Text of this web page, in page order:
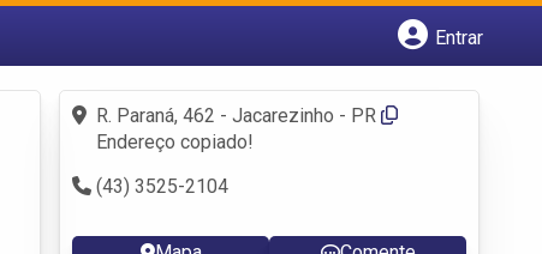
Entrar
Fazer login
Criar conta
R. Paraná, 462 - Jacarezinho - PR
Endereço copiado!
(43) 3525-2104